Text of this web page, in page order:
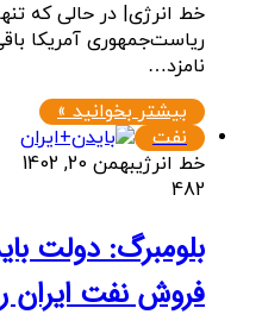
ریاست‌جمهوری آمریکا
نامزد…
بیشتر بخوانید »
نفت
خط انرژیبهمن 20, 1402
482
بلومبرگ: دولت
فروش نفت ایران